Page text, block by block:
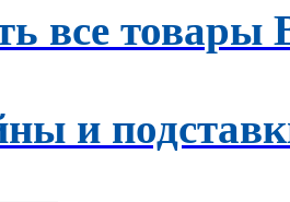
все товары
и